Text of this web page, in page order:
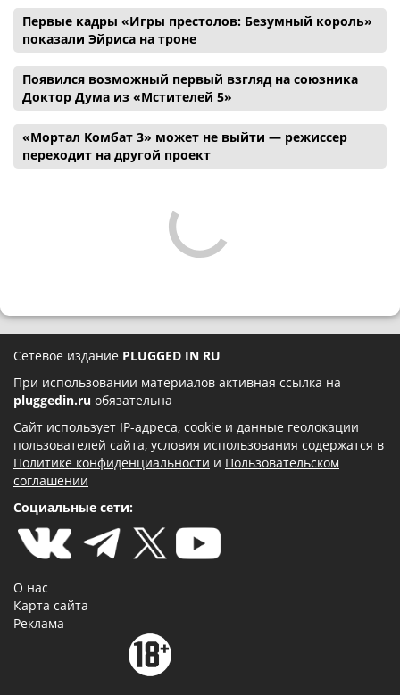
Первые кадры «Игры престолов: Безумный король»
показали Эйриса на троне
Появился возможный первый взгляд на союзника
Доктор Дума из «Мстителей 5»
«Мортал Комбат 3» может не выйти — режиссер
переходит на другой проект
Сетевое издание PLUGGED IN RU
При использовании материалов активная ссылка на
pluggedin.ru обязательна
Сайт использует IP-адреса, cookie и данные геолокации
пользователей сайта, условия использования содержатся в
Политике конфиденциальности и Пользовательском
соглашении
Социальные сети:
О нас
Карта сайта
Реклама